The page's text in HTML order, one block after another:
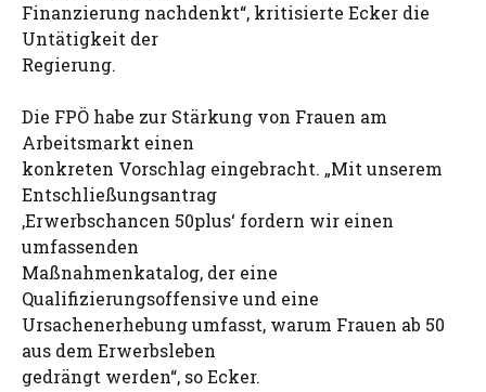
Finanzierung nachdenkt“, kritisierte Ecker die
Untätigkeit der
Regierung.
Die FPÖ habe zur Stärkung von Frauen am
Arbeitsmarkt einen
konkreten Vorschlag eingebracht. „Mit unserem
Entschließungsantrag
‚Erwerbschancen 50plus‘ fordern wir einen
umfassenden
Maßnahmenkatalog, der eine
Qualifizierungsoffensive und eine
Ursachenerhebung umfasst, warum Frauen ab 50
aus dem Erwerbsleben
gedrängt werden“, so Ecker.